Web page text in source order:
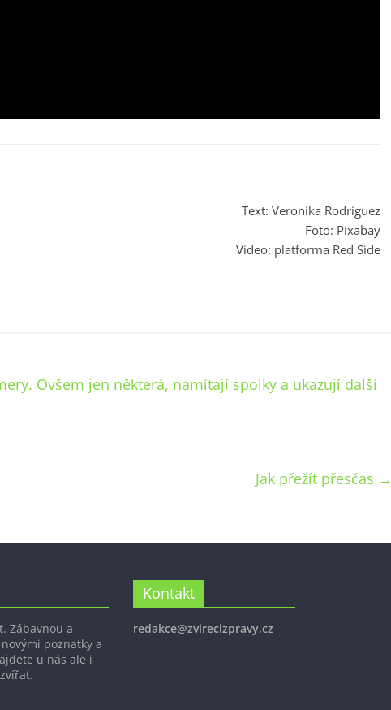
Text: Veronika Rodriguez
Foto: Pixabay
Video: platforma Red Side
Ovšem jen některá, namítají spolky a ukazují další
Jak přežít přesčas →
Zábavnou a
poznatky a
u nás ale i
Kontakt
redakce@zvirecizpravy.cz